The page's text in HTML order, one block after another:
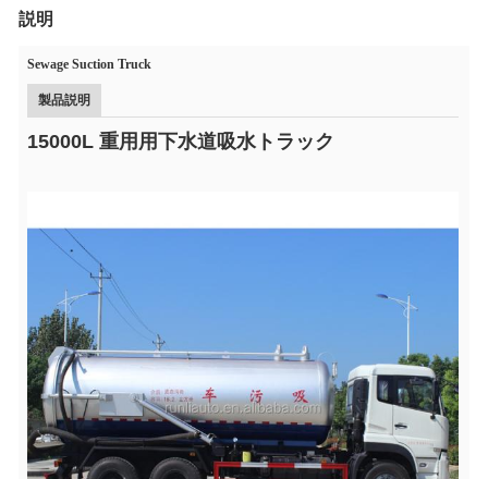
説明
Sewage Suction Truck
製品説明
15000L 重用用下水道吸水トラック